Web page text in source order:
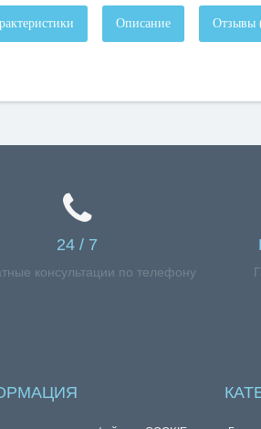
Описание Отзывы
24 / 7
консультации по телефону